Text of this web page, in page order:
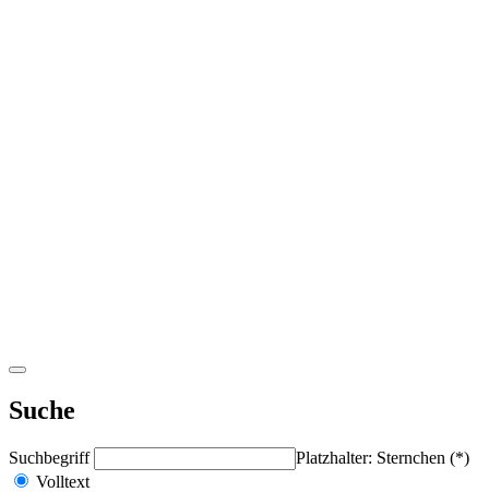
Suche
Suchbegriff
Platzhalter: Sternchen (*)
Volltext